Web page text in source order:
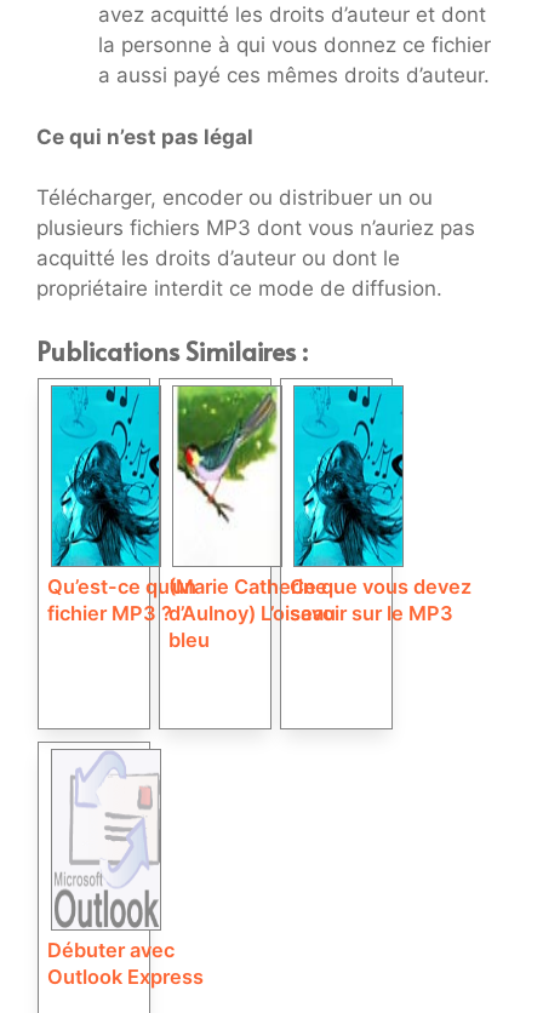
avez acquitté les droits d’auteur et dont
la personne à qui vous donnez ce fichier
a aussi payé ces mêmes droits d’auteur.
Ce qui n’est pas légal
Télécharger, encoder ou distribuer un ou
plusieurs fichiers MP3 dont vous n’auriez pas
acquitté les droits d’auteur ou dont le
propriétaire interdit ce mode de diffusion.
Publications Similaires :
Qu’est-ce qu’un
fichier MP3 ?
(Marie Catherine
d’Aulnoy) L’oiseau
bleu
Ce que vous devez
savoir sur le MP3
Débuter avec
Outlook Express